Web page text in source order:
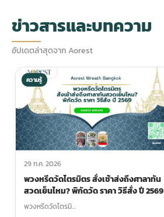
ข่าวสารและบทความ
อัปเดตล่าสุดจาก Aorest
ความรู้
29 ก.ค. 2026
พวงหรีดวัดไตรมิตร สั่งเช้าส่งถึงศาลาทัน
สวดเย็นไหม? พิกัดวัด ราคา วิธีสั่ง ปี 2569
พวงหรีดวัดไตรมิ…